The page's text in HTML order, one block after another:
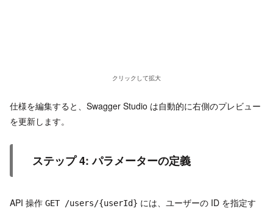
クリックして拡大
仕様を編集すると、Swagger Studio は自動的に右側のプレビュー
を更新します。
ステップ 4: パラメーターの定義
API 操作 GET /users/{userId} には、ユーザーの ID を指定す